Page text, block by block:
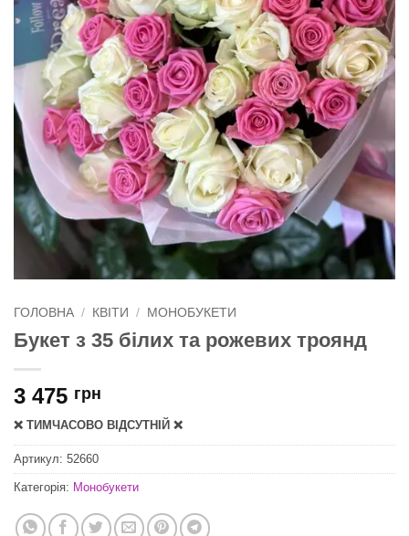
ГОЛОВНА / КВІТИ / МОНОБУКЕТИ
Букет з 35 білих та рожевих троянд
3 475 грн
❌ ТИМЧАСОВО ВІДСУТНІЙ ❌
Артикул: 52660
Категорія: Монобукети